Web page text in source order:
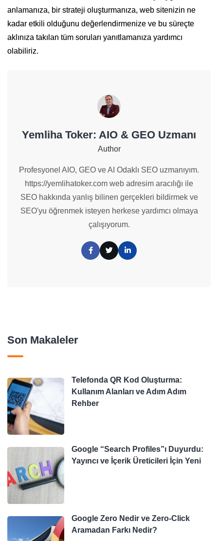
anlamanıza, bir strateji oluşturmanıza, web sitenizin ne
kadar etkili olduğunu değerlendirmenize ve bu süreçte
aklınıza takılan tüm soruları yanıtlamanıza yardımcı
olabiliriz.
Yemliha Toker: AIO & GEO Uzmanı
Author
Profesyonel AIO, GEO ve AI Odaklı SEO uzmanıyım.
https://yemlihatoker.com web adresim aracılığı ile
SEO hakkında yanlış bilinen gerçekleri bildirmek ve
SEO'yu öğrenmek isteyen herkese yardımcı olmaya
çalışıyorum.
Son Makaleler
Telefonda QR Kod Oluşturma:
Kullanım Alanları ve Adım Adım
Rehber
Google “Search Profiles”ı Duyurdu:
Yayıncı ve İçerik Üreticileri İçin Yeni
Google Zero Nedir ve Zero-Click
Aramadan Farkı Nedir?